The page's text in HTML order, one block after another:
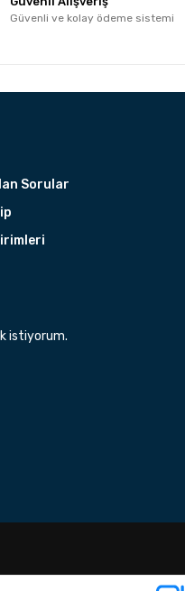
Güvenli ve kolay ödeme sistemi
Sorular
istiyorum.